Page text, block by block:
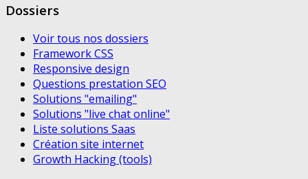
Dossiers
Voir tous nos dossiers
Framework CSS
Responsive design
Questions prestation SEO
Solutions "emailing"
Solutions "live chat online"
Liste solutions Saas
Création site internet
Growth Hacking (tools)